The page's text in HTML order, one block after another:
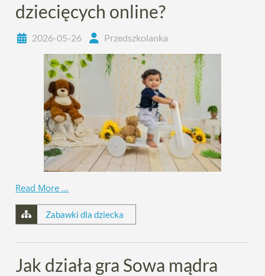
dziecięcych online?
2026-05-26 Przedszkolanka
Read More …
Zabawki dla dziecka
Jak działa gra Sowa mądra